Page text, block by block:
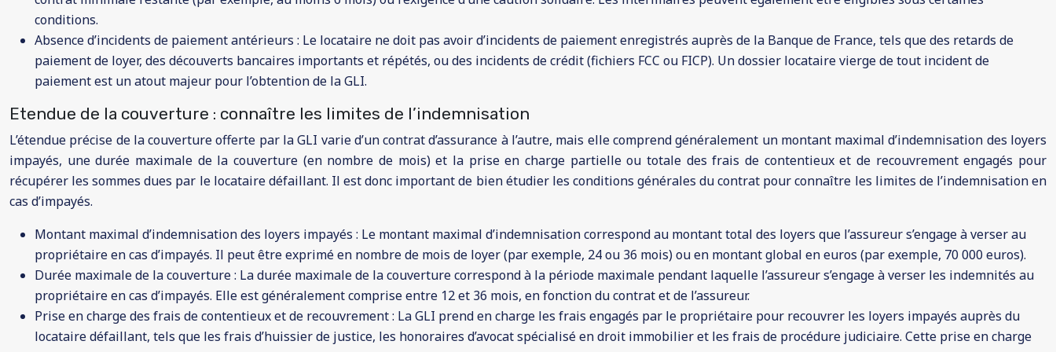
conditions.
Absence d’incidents de paiement antérieurs : Le locataire ne doit pas avoir d’incidents de paiement enregistrés auprès de la Banque de France, tels que des retards de
paiement de loyer, des découverts bancaires importants et répétés, ou des incidents de crédit (fichiers FCC ou FICP). Un dossier locataire vierge de tout incident de
paiement est un atout majeur pour l’obtention de la GLI.
Etendue de la couverture : connaître les limites de l’indemnisation
L’étendue précise de la couverture offerte par la GLI varie d’un contrat d’assurance à l’autre, mais elle comprend généralement un montant maximal d’indemnisation des loyers
impayés, une durée maximale de la couverture (en nombre de mois) et la prise en charge partielle ou totale des frais de contentieux et de recouvrement engagés pour
récupérer les sommes dues par le locataire défaillant. Il est donc important de bien étudier les conditions générales du contrat pour connaître les limites de l’indemnisation en
cas d’impayés.
Montant maximal d’indemnisation des loyers impayés : Le montant maximal d’indemnisation correspond au montant total des loyers que l’assureur s’engage à verser au
propriétaire en cas d’impayés. Il peut être exprimé en nombre de mois de loyer (par exemple, 24 ou 36 mois) ou en montant global en euros (par exemple, 70 000 euros).
Durée maximale de la couverture : La durée maximale de la couverture correspond à la période maximale pendant laquelle l’assureur s’engage à verser les indemnités au
propriétaire en cas d’impayés. Elle est généralement comprise entre 12 et 36 mois, en fonction du contrat et de l’assureur.
Prise en charge des frais de contentieux et de recouvrement : La GLI prend en charge les frais engagés par le propriétaire pour recouvrer les loyers impayés auprès du
locataire défaillant, tels que les frais d’huissier de justice, les honoraires d’avocat spécialisé en droit immobilier et les frais de procédure judiciaire. Cette prise en charge